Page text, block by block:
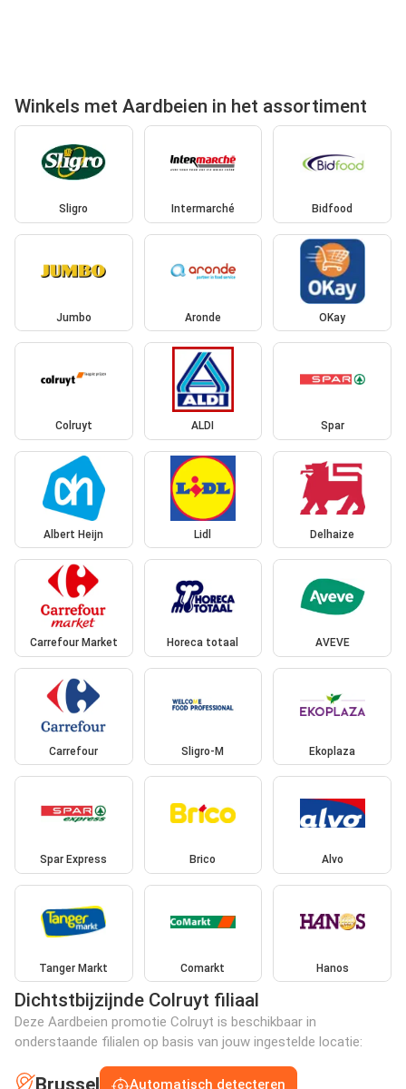
Winkels met Aardbeien in het assortiment
Sligro Intermarché Bidfood
Jumbo Aronde OKay
Colruyt ALDI Spar
Albert Heijn Lidl Delhaize
Carrefour Market Horeca totaal AVEVE
Carrefour Sligro-M Ekoplaza
Spar Express Brico Alvo
Tanger Markt Comarkt Hanos
Dichtstbijzijnde Colruyt filiaal
Deze Aardbeien promotie Colruyt is beschikbaar in
onderstaande filialen op basis van jouw ingestelde locatie:
Brussel Automatisch detecteren